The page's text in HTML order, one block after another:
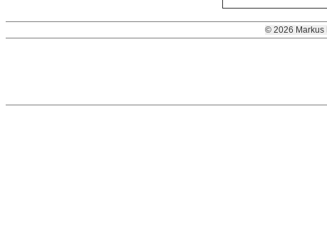
© 2026 Markus